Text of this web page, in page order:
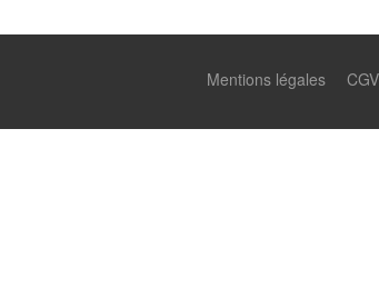
Mentions légales CGV